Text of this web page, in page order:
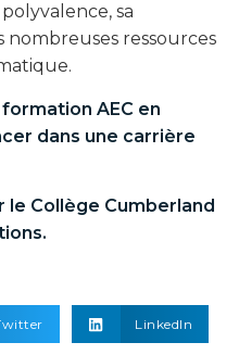
sa
ressources
formation AEC en
dans une carrière
le Collège Cumberland
LinkedIn